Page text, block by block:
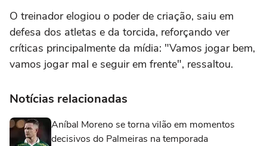
O treinador elogiou o poder de criação, saiu em
defesa dos atletas e da torcida, reforçando ver
críticas principalmente da mídia: "Vamos jogar bem,
vamos jogar mal e seguir em frente", ressaltou.
Notícias relacionadas
Aníbal Moreno se torna vilão em momentos
decisivos do Palmeiras na temporada